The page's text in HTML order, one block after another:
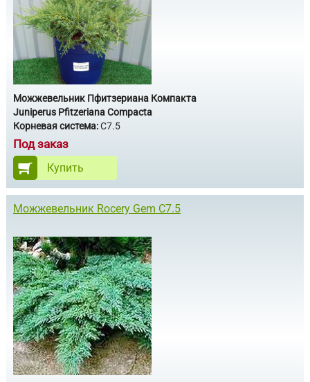
Можжевельник Пфитзериана Компакта
Juniperus Pfitzeriana Compacta
Корневая система:С7.5
Под заказ
Купить
Можжевельник Rocery Gem С7.5